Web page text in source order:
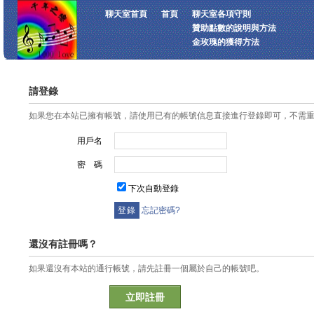
聊天室首頁 首頁
聊天室各項守則
贊助點數的說明與方法
金玫瑰的獲得方法
請登錄
如果您在本站已擁有帳號，請使用已有的帳號信息直接進行登錄即可，不需
用戶名
密 碼
下次自動登錄
忘記密碼?
還沒有註冊嗎？
如果還沒有本站的通行帳號，請先註冊一個屬於自己的帳號吧。
立即註冊